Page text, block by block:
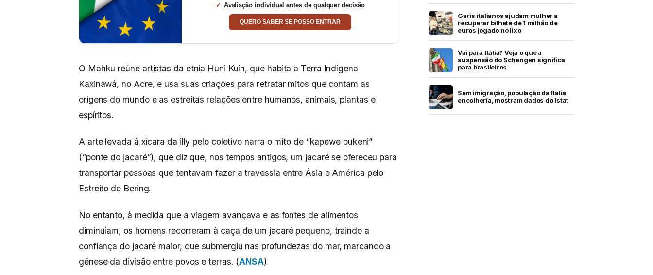
Avaliação individual antes de qualquer decisão
QUERO SABER SE POSSO ENTRAR
O Mahku reúne artistas da etnia Huni Kuin, que habita a Terra Indígena
Kaxinawá, no Acre, e usa suas criações para retratar mitos que contam as
origens do mundo e as estreitas relações entre humanos, animais, plantas e
espíritos.
A arte levada à xícara da illy pelo coletivo narra o mito de “kapewe pukeni”
(“ponte do jacaré”), que diz que, nos tempos antigos, um jacaré se ofereceu para
transportar pessoas que tentavam fazer a travessia entre Ásia e América pelo
Estreito de Bering.
No entanto, à medida que a viagem avançava e as fontes de alimentos
diminuíam, os homens recorreram à caça de um jacaré pequeno, traindo a
confiança do jacaré maior, que submergiu nas profundezas do mar, marcando a
gênese da divisão entre povos e terras. (ANSA)
Garis italianos ajudam mulher a
recuperar bilhete de 1 milhão de
euros jogado no lixo
Vai para Itália? Veja o que a
suspensão do Schengen significa
para brasileiros
Sem imigração, população da Itália
encolheria, mostram dados do Istat